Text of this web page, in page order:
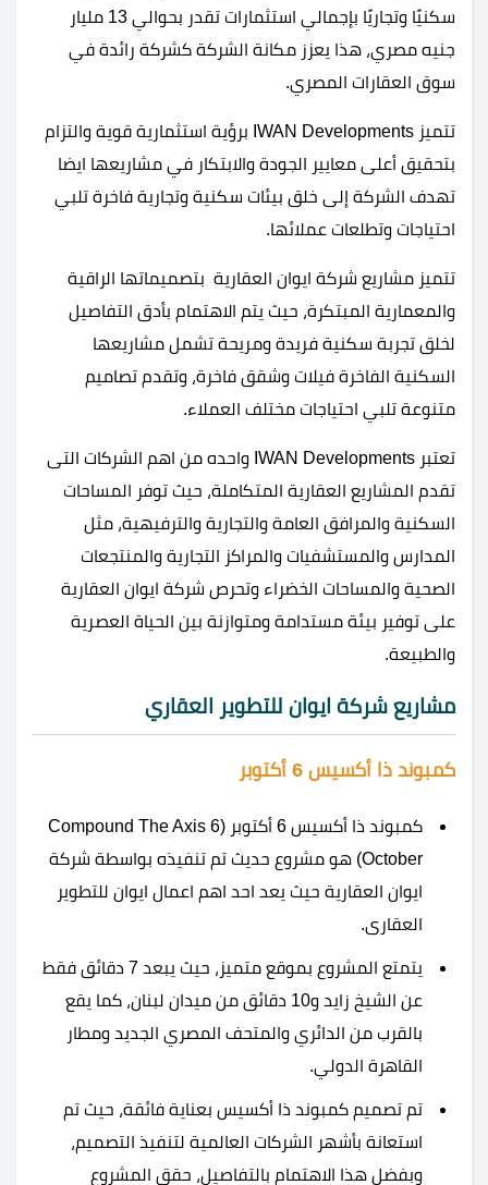
سكنيًا وتجاريًا بإجمالي استثمارات تقدر بحوالي 13 مليار
جنيه مصري، هذا يعزز مكانة الشركة كشركة رائدة في
سوق العقارات المصري.
تتميز IWAN Developments برؤية استثمارية قوية والتزام
بتحقيق أعلى معايير الجودة والابتكار في مشاريعها ايضا
تهدف الشركة إلى خلق بيئات سكنية وتجارية فاخرة تلبي
احتياجات وتطلعات عملائها.
تتميز مشاريع شركة ايوان العقارية بتصميماتها الراقية
والمعمارية المبتكرة، حيث يتم الاهتمام بأدق التفاصيل
لخلق تجربة سكنية فريدة ومريحة تشمل مشاريعها
السكنية الفاخرة فيلات وشقق فاخرة، وتقدم تصاميم
متنوعة تلبي احتياجات مختلف العملاء.
تعتبر IWAN Developments واحده من اهم الشركات التى
تقدم المشاريع العقارية المتكاملة، حيث توفر المساحات
السكنية والمرافق العامة والتجارية والترفيهية، مثل
المدارس والمستشفيات والمراكز التجارية والمنتجعات
الصحية والمساحات الخضراء وتحرص شركة ايوان العقارية
على توفير بيئة مستدامة ومتوازنة بين الحياة العصرية
والطبيعة.
مشاريع شركة ايوان للتطوير العقاري
كمبوند ذا أكسيس 6 أكتوبر
كمبوند ذا أكسيس 6 أكتوبر (Compound The Axis 6
October) هو مشروع حديث تم تنفيذه بواسطة شركة
ايوان العقارية حيث يعد احد اهم اعمال ايوان للتطوير
العقارى.
يتمتع المشروع بموقع متميز، حيث يبعد 7 دقائق فقط
عن الشيخ زايد و10 دقائق من ميدان لبنان، كما يقع
بالقرب من الدائري والمتحف المصري الجديد ومطار
القاهرة الدولي.
تم تصميم كمبوند ذا أكسيس بعناية فائقة، حيث تم
استعانة بأشهر الشركات العالمية لتنفيذ التصميم،
وبفضل هذا الاهتمام بالتفاصيل، حقق المشروع